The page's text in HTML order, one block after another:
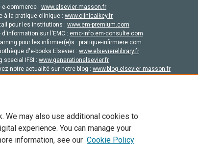
e-commerce : www.elsevier-masson.fr
à la pratique clinique : www.clinicalkey.fr
pour les institutions : www.em-premium.com
d'information sur l'EMC : emc-info.em-consulte.com
pour les infirmier(e)s : pratique-infirmiere.com
d'e-books Elsevier : www.elsevierelibrary.fr
special IFSI : www.generationelsevier.fr
notre actualité sur notre blog : www.blog-elsevier-masson.fr
de licence et ses contributeurs. Tout les droits sont réservés,
We may also use additional cookies to
experience. You can manage your
information, see our Cookie Policy